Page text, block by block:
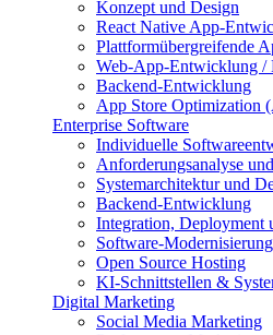
Konzept und Design
React Native App-
Plattformübergreifende
Web-App-Entwicklung /
Backend-Entwicklung
App Store Optimization
Enterprise Software
Individuelle
Anforderungsanalyse
Systemarchitektur und
Backend-Entwicklung
Integration, Deployment
Software-
Open Source Hosting
KI-Schnittstellen &
Digital Marketing
Social Media Marketing